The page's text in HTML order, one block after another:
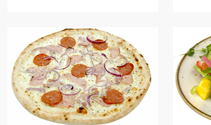
Dodaj do koszyka